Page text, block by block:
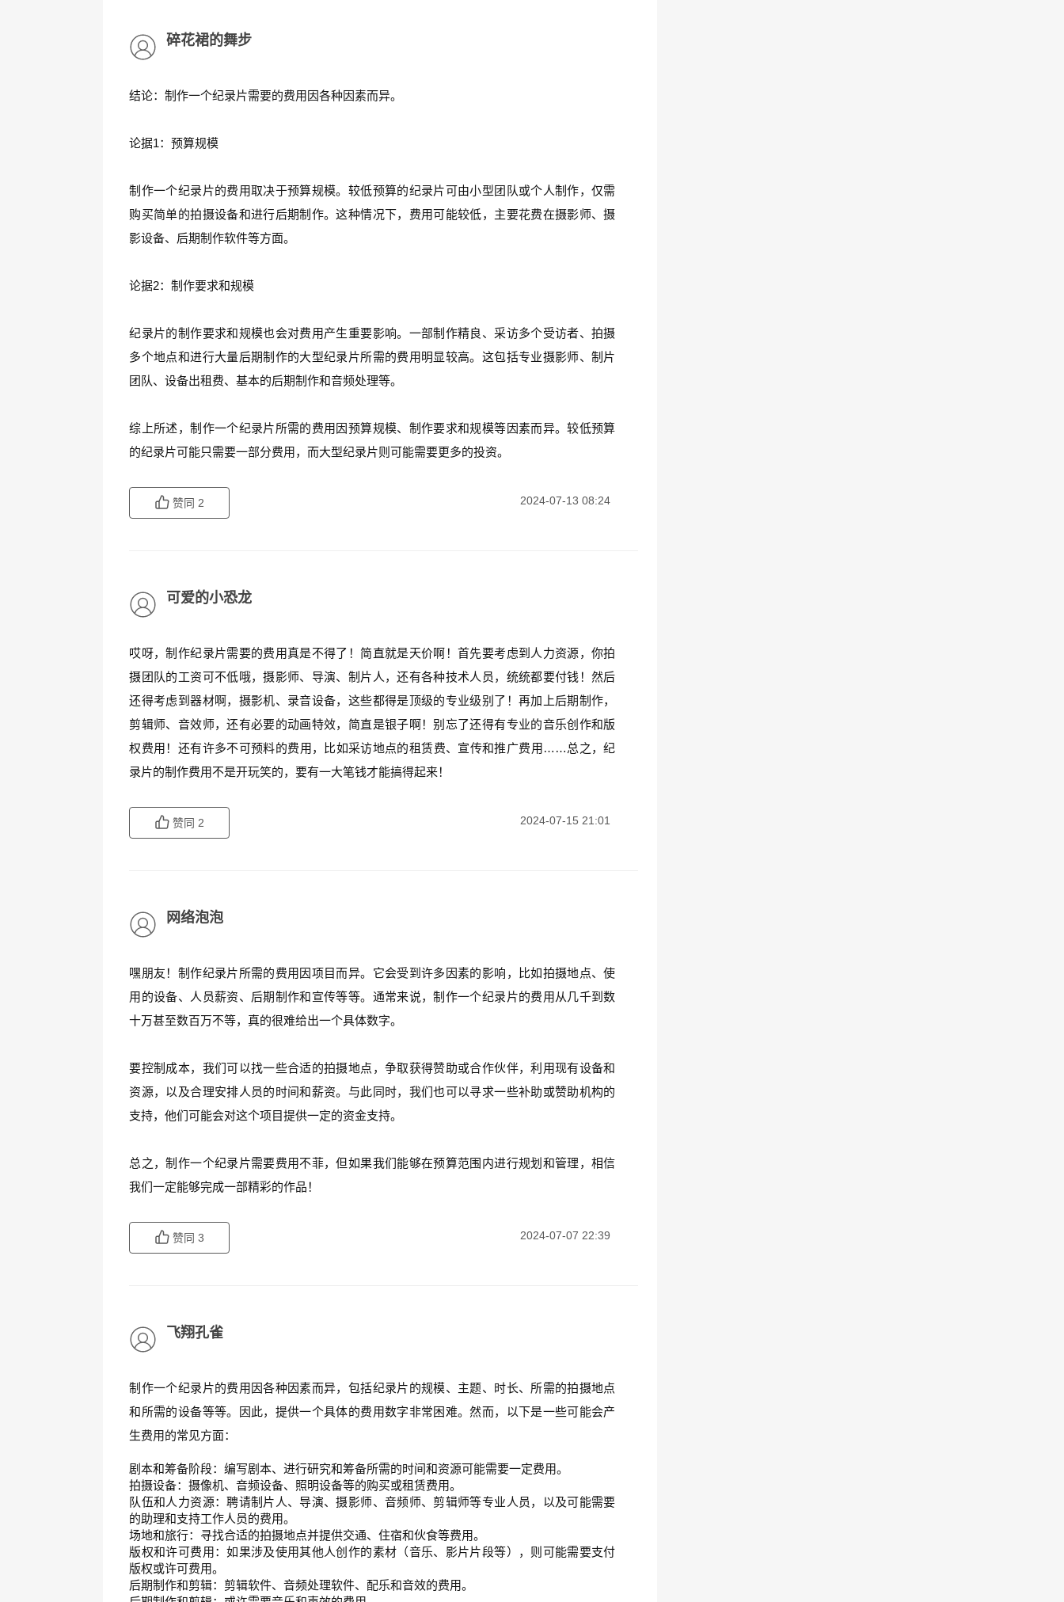
碎花裙的舞步
结论：制作一个纪录片需要的费用因各种因素而异。
论据1：预算规模
制作一个纪录片的费用取决于预算规模。较低预算的纪录片可由小型团队或个人制作，仅需
购买简单的拍摄设备和进行后期制作。这种情况下，费用可能较低，主要花费在摄影师、摄
影设备、后期制作软件等方面。
论据2：制作要求和规模
纪录片的制作要求和规模也会对费用产生重要影响。一部制作精良、采访多个受访者、拍摄
多个地点和进行大量后期制作的大型纪录片所需的费用明显较高。这包括专业摄影师、制片
团队、设备出租费、基本的后期制作和音频处理等。
综上所述，制作一个纪录片所需的费用因预算规模、制作要求和规模等因素而异。较低预算
的纪录片可能只需要一部分费用，而大型纪录片则可能需要更多的投资。
赞同 2 2024-07-13 08:24
可爱的小恐龙
哎呀，制作纪录片需要的费用真是不得了！简直就是天价啊！首先要考虑到人力资源，你拍
摄团队的工资可不低哦，摄影师、导演、制片人，还有各种技术人员，统统都要付钱！然后
还得考虑到器材啊，摄影机、录音设备，这些都得是顶级的专业级别了！再加上后期制作，
剪辑师、音效师，还有必要的动画特效，简直是银子啊！别忘了还得有专业的音乐创作和版
权费用！还有许多不可预料的费用，比如采访地点的租赁费、宣传和推广费用……总之，纪
录片的制作费用不是开玩笑的，要有一大笔钱才能搞得起来！
赞同 2 2024-07-15 21:01
网络泡泡
嘿朋友！制作纪录片所需的费用因项目而异。它会受到许多因素的影响，比如拍摄地点、使
用的设备、人员薪资、后期制作和宣传等等。通常来说，制作一个纪录片的费用从几千到数
十万甚至数百万不等，真的很难给出一个具体数字。
要控制成本，我们可以找一些合适的拍摄地点，争取获得赞助或合作伙伴，利用现有设备和
资源，以及合理安排人员的时间和薪资。与此同时，我们也可以寻求一些补助或赞助机构的
支持，他们可能会对这个项目提供一定的资金支持。
总之，制作一个纪录片需要费用不菲，但如果我们能够在预算范围内进行规划和管理，相信
我们一定能够完成一部精彩的作品！
赞同 3 2024-07-07 22:39
飞翔孔雀
制作一个纪录片的费用因各种因素而异，包括纪录片的规模、主题、时长、所需的拍摄地点
和所需的设备等等。因此，提供一个具体的费用数字非常困难。然而，以下是一些可能会产
生费用的常见方面：
剧本和筹备阶段：编写剧本、进行研究和筹备所需的时间和资源可能需要一定费用。
拍摄设备：摄像机、音频设备、照明设备等的购买或租赁费用。
队伍和人力资源：聘请制片人、导演、摄影师、音频师、剪辑师等专业人员，以及可能需要
的助理和支持工作人员的费用。
场地和旅行：寻找合适的拍摄地点并提供交通、住宿和伙食等费用。
版权和许可费用：如果涉及使用其他人创作的素材（音乐、影片片段等），则可能需要支付
版权或许可费用。
后期制作和剪辑：剪辑软件、音频处理软件、配乐和音效的费用。